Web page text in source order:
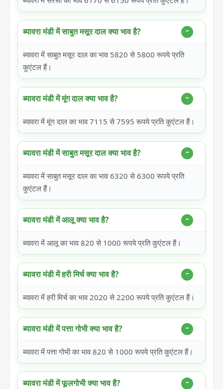
ब्यावरा मंडी में साबुत मसूर दाल क्या भाव है?
ब्यावरा में साबुत मसूर दाल का भाव 5820 से 5800 रूपये प्रति
कुएंटल हैं।
ब्यावरा मंडी में मूंग दाल क्या भाव है?
ब्यावरा में मूंग दाल का भाव 7115 से 7595 रूपये प्रति कुएंटल हैं।
ब्यावरा मंडी में साबुत मसूर दाल क्या भाव है?
ब्यावरा में साबुत मसूर दाल का भाव 6320 से 6300 रूपये प्रति
कुएंटल हैं।
ब्यावरा मंडी में आलू क्या भाव है?
ब्यावरा में आलू का भाव 820 से 1000 रूपये प्रति कुएंटल हैं।
ब्यावरा मंडी में हरी मिर्च क्या भाव है?
ब्यावरा में हरी मिर्च का भाव 2020 से 2200 रूपये प्रति कुएंटल हैं।
ब्यावरा मंडी में पत्ता गोभी क्या भाव है?
ब्यावरा में पत्ता गोभी का भाव 820 से 1000 रूपये प्रति कुएंटल हैं।
ब्यावरा मंडी में फूलगोभी क्या भाव है?